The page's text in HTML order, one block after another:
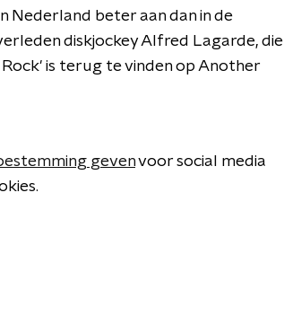
Nederland beter aan dan in de
diskjockey Alfred Lagarde, die
is terug te vinden op Another
gevenvoor social media